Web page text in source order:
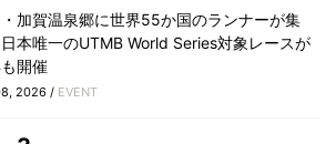
加賀温泉郷に世界55か国のランナーが集
本唯一のUTMB World Series対象レースが
開催
2026 / EVENT